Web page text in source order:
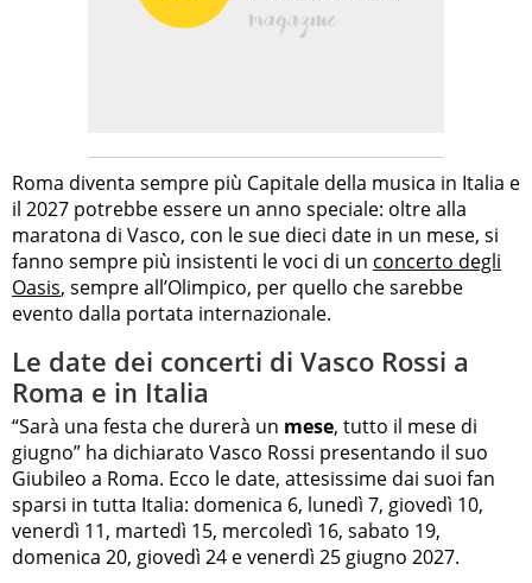
Roma diventa sempre più Capitale della musica in Italia e
il 2027 potrebbe essere un anno speciale: oltre alla
maratona di Vasco, con le sue dieci date in un mese, si
fanno sempre più insistenti le voci di un concerto degli
Oasis, sempre all’Olimpico, per quello che sarebbe
evento dalla portata internazionale.
Le date dei concerti di Vasco Rossi a
Roma e in Italia
“Sarà una festa che durerà un mese, tutto il mese di
giugno” ha dichiarato Vasco Rossi presentando il suo
Giubileo a Roma. Ecco le date, attesissime dai suoi fan
sparsi in tutta Italia: domenica 6, lunedì 7, giovedì 10,
venerdì 11, martedì 15, mercoledì 16, sabato 19,
domenica 20, giovedì 24 e venerdì 25 giugno 2027.